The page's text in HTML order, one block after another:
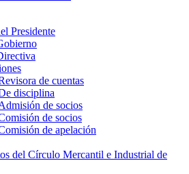
Presidente
de cuentas
disciplina
de socios
de socios
de apelación
del Círculo Mercantil e Industrial de